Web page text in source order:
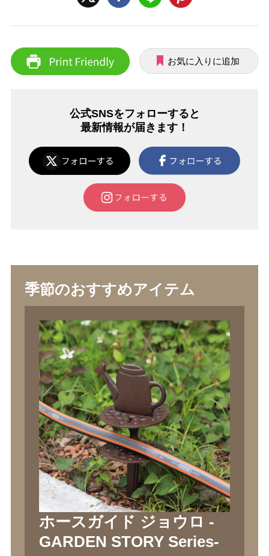
お気に入りに追加
公式SNSをフォローすると
最新情報が届きます！
季節のおすすめアイテム
ホースガイド ジョウロ -
GARDEN STORY Series-